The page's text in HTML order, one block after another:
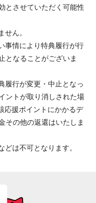
とさせていただく可能性
ん。
事情により特典履行が行
となることがございま
履行が変更・中止となっ
ントが取り消しされた場
応援ポイントにかかるデ
その他の返還はいたしま
は不可となります。